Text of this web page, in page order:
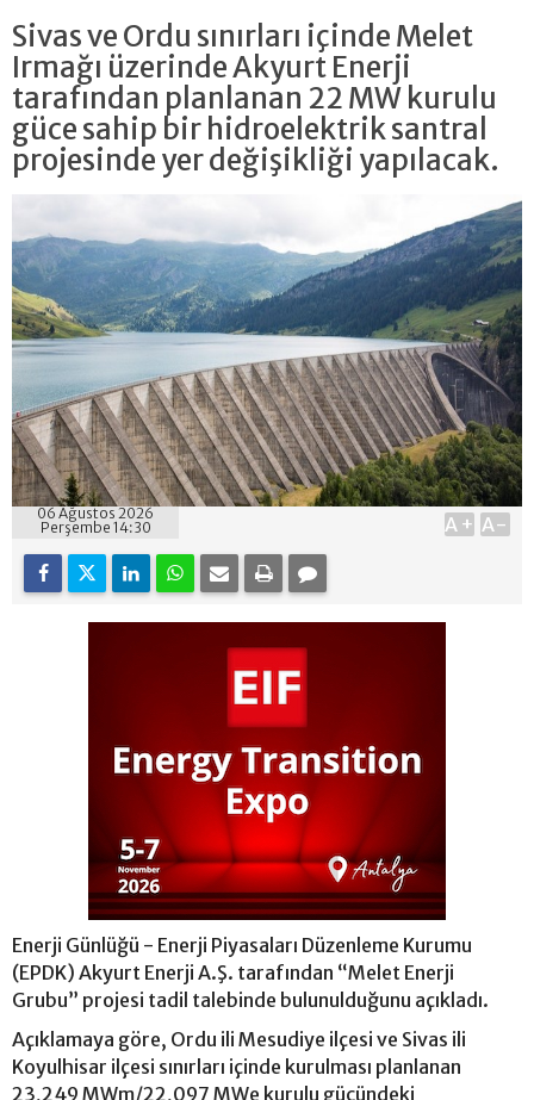
Sivas ve Ordu sınırları içinde Melet
Irmağı üzerinde Akyurt Enerji
tarafından planlanan 22 MW kurulu
güce sahip bir hidroelektrik santral
projesinde yer değişikliği yapılacak.
06 Ağustos 2026
Perşembe 14:30
A+ A-
Enerji Günlüğü - Enerji Piyasaları Düzenleme Kurumu
(EPDK) Akyurt Enerji A.Ş. tarafından “Melet Enerji
Grubu” projesi tadil talebinde bulunulduğunu açıkladı.
Açıklamaya göre, Ordu ili Mesudiye ilçesi ve Sivas ili
Koyulhisar ilçesi sınırları içinde kurulması planlanan
23,249 MWm/22,097 MWe kurulu gücündeki